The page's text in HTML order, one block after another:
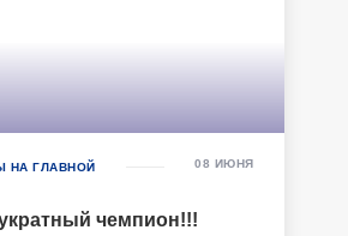
НА ГЛАВНОЙ
чемпион!!!
08 ИЮНЯ